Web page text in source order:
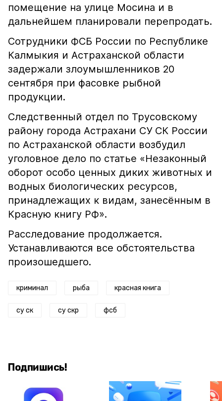
помещение на улице Мосина и в
дальнейшем планировали перепродать.
Сотрудники ФСБ России по Республике
Калмыкия и Астраханской области
задержали злоумышленников 20
сентября при фасовке рыбной
продукции.
Следственный отдел по Трусовскому
району города Астрахани СУ СК России
по Астраханской области возбудил
уголовное дело по статье «Незаконный
оборот особо ценных диких животных и
водных биологических ресурсов,
принадлежащих к видам, занесённым в
Красную книгу РФ».
Расследование продолжается.
Устанавливаются все обстоятельства
произошедшего.
криминал рыба красная книга
су ск су скр фсб
Подпишись!